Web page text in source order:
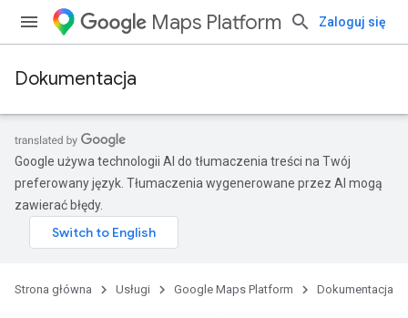
Maps Platform Zaloguj się
Dokumentacja
Google używa technologii AI do tłumaczenia treści na Twój
preferowany język. Tłumaczenia wygenerowane przez AI mogą
zawierać błędy.
Strona główna Usługi Google Maps Platform Dokumentacja